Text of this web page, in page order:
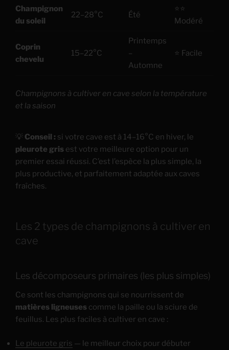
Champignon
du soleil
22–28°C Été
⭐⭐
Modéré
Coprin
chevelu
15–22°C
Printemps
–
Automne
⭐ Facile
Champignons à cultiver en cave selon la température
et la saison
💡 Conseil : si votre cave est à 14–16°C en hiver, le
pleurote gris est votre meilleure option pour un
premier essai réussi. C’est l’espèce la plus simple, la
plus productive, et parfaitement adaptée aux caves
fraîches.
Les 2 types de champignons à cultiver en
cave
Les décomposeurs primaires (les plus simples)
Ce sont les champignons qui se nourrissent de
matières ligneuses comme la paille ou la sciure de
feuillus. Les plus faciles à cultiver en cave :
Le pleurote gris — le meilleur choix pour débuter